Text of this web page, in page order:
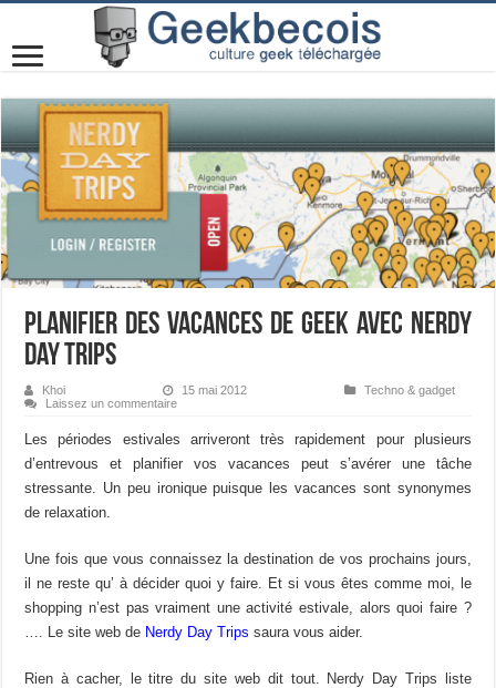
Planifier des vacances de geek avec Nerdy
Day Trips
Khoi 15 mai 2012
Techno & gadget
Laissez un commentaire
Les périodes estivales arriveront très rapidement pour plusieurs
d’entrevous et planifier vos vacances peut s’avérer une tâche
stressante. Un peu ironique puisque les vacances sont synonymes
de relaxation.
Une fois que vous connaissez la destination de vos prochains jours,
il ne reste qu’ à décider quoi y faire. Et si vous êtes comme moi, le
shopping n’est pas vraiment une activité estivale, alors quoi faire ?
…. Le site web de Nerdy Day Trips saura vous aider.
Rien à cacher, le titre du site web dit tout. Nerdy Day Trips liste